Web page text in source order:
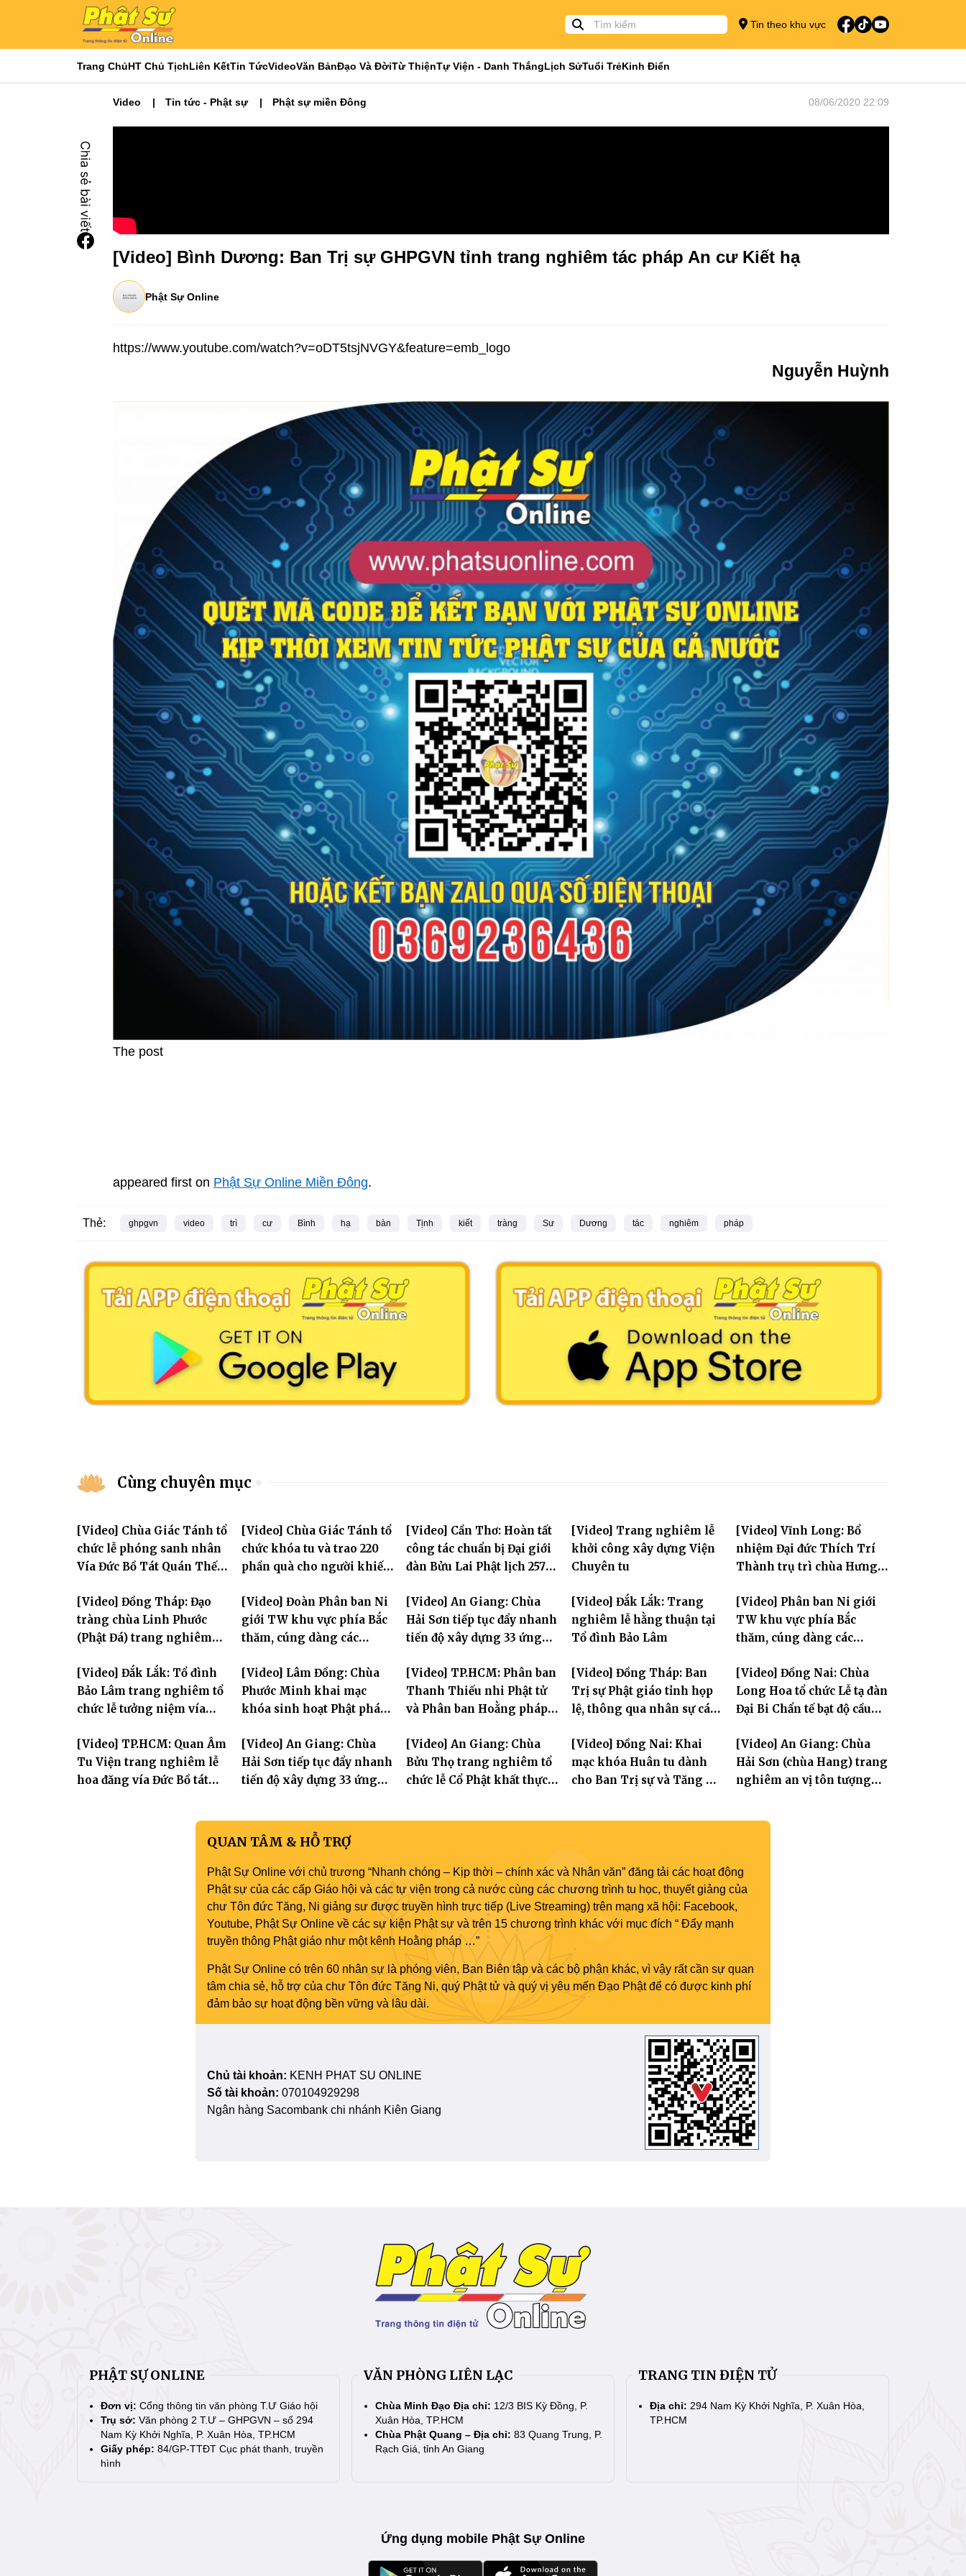
Tin theo khu vực
Trang ChủHT Chủ TịchLiên KếtTin TứcVideoVăn BảnĐạo Và ĐờiTừ ThiệnTự Viện - Danh ThắngLịch SửTuổi TrẻKinh Điển
Video Tin tức - Phật sự Phật sự miền Đông 08/06/2020 22:09
[Video] Bình Dương: Ban Trị sự GHPGVN tỉnh trang nghiêm tác pháp An cư Kiết hạ
Phật Sự Online
https://www.youtube.com/watch?v=oDT5tsjNVGY&feature=emb_logo
Nguyễn Huỳnh
The post
appeared first on Phật Sự Online Miền Đông.
Thẻ: ghpgvn video trì cư Bình hạ bàn Tịnh kiết tràng Sư Dương tác nghiêm pháp
Cùng chuyên mục
[Video] Chùa Giác Tánh tổ
chức lễ phóng sanh nhân
Vía Đức Bồ Tát Quán Thế
[Video] Chùa Giác Tánh tổ
chức khóa tu và trao 220
phần quà cho người khiếm
[Video] Cần Thơ: Hoàn tất
công tác chuẩn bị Đại giới
đàn Bửu Lai Phật lịch 2570,
đăng đàn cầu giới
[Video] Trang nghiêm lễ
khởi công xây dựng Viện
Chuyên tu
[Video] Vĩnh Long: Bổ
nhiệm Đại đức Thích Trí
Thành trụ trì chùa Hưng
[Video] Đồng Tháp: Đạo
tràng chùa Linh Phước
(Phật Đá) trang nghiêm
Hòa thượng Thích Nhuận
Sanh lần thứ 11
[Video] Đoàn Phân ban Ni
giới TW khu vực phía Bắc
thăm, cúng dàng các
mùa an cư PL.2570
[Video] An Giang: Chùa
Hải Sơn tiếp tục đẩy nhanh
tiến độ xây dựng 33 ứng
Âm
[Video] Đắk Lắk: Trang
nghiêm lễ hằng thuận tại
Tổ đình Bảo Lâm
[Video] Phân ban Ni giới
TW khu vực phía Bắc
thăm, cúng dàng các
Yên và thành phố Hải
Phòng
[Video] Đắk Lắk: Tổ đình
Bảo Lâm trang nghiêm tổ
chức lễ tưởng niệm vía
thành đạo và lễ Quy y Tam
bảo
[Video] Lâm Đồng: Chùa
Phước Minh khai mạc
khóa sinh hoạt Phật pháp
tay con" lần II
[Video] TP.HCM: Phân ban
Thanh Thiếu nhi Phật tử
và Phân ban Hoằng pháp
kết công tác Phật sự nhiệm
kỳ IX (2022 – 2027)
[Video] Đồng Tháp: Ban
Trị sự Phật giáo tỉnh họp
lệ, thông qua nhân sự các
[Video] Đồng Nai: Chùa
Long Hoa tổ chức Lễ tạ đàn
Đại Bi Chẩn tế bạt độ cầu
[Video] TP.HCM: Quan Âm
Tu Viện trang nghiêm lễ
hoa đăng vía Đức Bồ tát
[Video] An Giang: Chùa
Hải Sơn tiếp tục đẩy nhanh
tiến độ xây dựng 33 ứng
[Video] An Giang: Chùa
Bửu Thọ trang nghiêm tổ
chức lễ Cổ Phật khất thực
[Video] Đồng Nai: Khai
mạc khóa Huân tu dành
cho Ban Trị sự và Tăng Ni
[Video] An Giang: Chùa
Hải Sơn (chùa Hang) trang
nghiêm an vị tôn tượng
QUAN TÂM & HỖ TRỢ
Phật Sự Online với chủ trương “Nhanh chóng – Kịp thời – chính xác và Nhân văn” đăng tải các hoạt động
Phật sự của các cấp Giáo hội và các tự viện trong cả nước cùng các chương trình tu học, thuyết giảng của
chư Tôn đức Tăng, Ni giảng sư được truyền hình trực tiếp (Live Streaming) trên mạng xã hội: Facebook,
Youtube, Phật Sự Online về các sự kiện Phật sự và trên 15 chương trình khác với mục đích “ Đẩy mạnh
truyền thông Phật giáo như một kênh Hoằng pháp …”
Phật Sự Online có trên 60 nhân sự là phóng viên, Ban Biên tập và các bộ phận khác, vì vậy rất cần sự quan
tâm chia sẻ, hỗ trợ của chư Tôn đức Tăng Ni, quý Phật tử và quý vị yêu mến Đạo Phật để có được kinh phí
đảm bảo sự hoạt động bền vững và lâu dài.
Chủ tài khoản: KENH PHAT SU ONLINE
Số tài khoản: 070104929298
Ngân hàng Sacombank chi nhánh Kiên Giang
PHẬT SỰ ONLINE
Đơn vị: Cổng thông tin văn phòng T.Ư Giáo hội
Trụ sở: Văn phòng 2 T.Ư – GHPGVN – số 294
Nam Kỳ Khởi Nghĩa, P. Xuân Hòa, TP.HCM
Giấy phép: 84/GP-TTĐT Cục phát thanh, truyền
hình
VĂN PHÒNG LIÊN LẠC
Chùa Minh Đạo Địa chỉ: 12/3 BIS Kỳ Đồng, P.
Xuân Hòa, TP.HCM
Chùa Phật Quang – Địa chỉ: 83 Quang Trung, P.
Rạch Giá, tỉnh An Giang
TRANG TIN ĐIỆN TỬ
Địa chỉ: 294 Nam Kỳ Khởi Nghĩa, P. Xuân Hòa,
TP.HCM
Ứng dụng mobile Phật Sự Online